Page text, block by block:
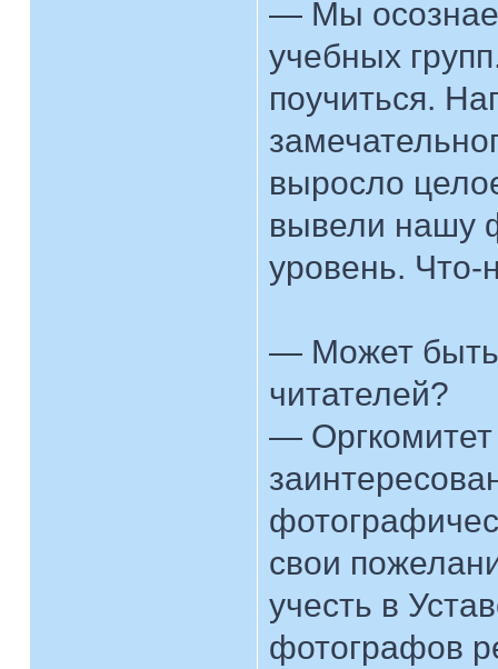
— Мы
учебных
поучиться.
выросло
вывели нашу
уровень. Что-
— Может быть,
читателей?
— Оргкомитет
свои
учесть в
фотографов